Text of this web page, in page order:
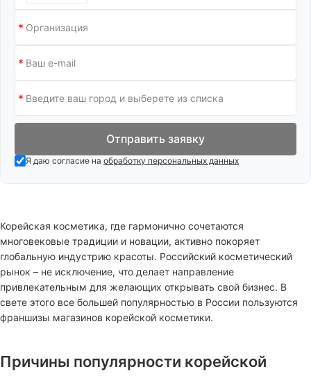
Отправить заявку
Я даю согласие на обработку персональных данных
Корейская косметика, где гармонично сочетаются
многовековые традиции и новации, активно покоряет
глобальную индустрию красоты. Российский косметический
рынок – не исключение, что делает направление
привлекательным для желающих открывать свой бизнес. В
свете этого все большей популярностью в России пользуются
франшизы магазинов корейской косметики.
Причины популярности корейской